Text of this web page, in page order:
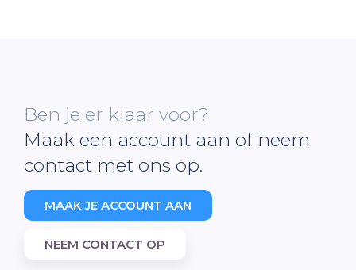
Ben je er klaar voor?
Maak een account aan of neem
contact met ons op.
MAAK JE ACCOUNT AAN
NEEM CONTACT OP